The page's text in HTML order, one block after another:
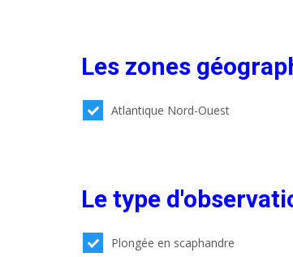
Les zones
Atlantique Nord-Ouest
Le type
Plongée en scaphandre